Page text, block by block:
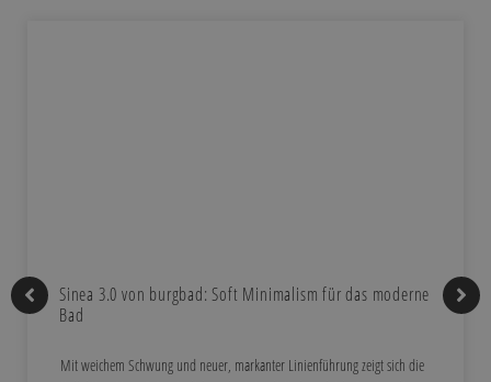
Sinea 3.0 von burgbad: Soft Minimalism für das moderne
Bad
Mit weichem Schwung und neuer, markanter Linienführung zeigt sich die